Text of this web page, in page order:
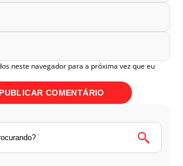
neste navegador para a próxima vez que eu